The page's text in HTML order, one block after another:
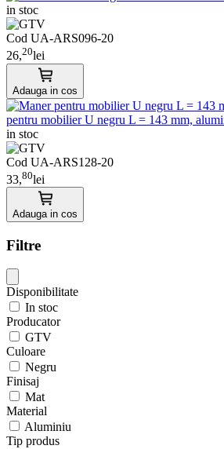
in stoc
Cod UA-ARS096-20
26,20lei
Adauga in cos
pentru mobilier U negru L = 143 mm,
in stoc
Cod UA-ARS128-20
33,80lei
Adauga in cos
Filtre
Disponibilitate
In stoc
Producator
GTV
Culoare
Negru
Finisaj
Mat
Material
Aluminiu
Tip produs